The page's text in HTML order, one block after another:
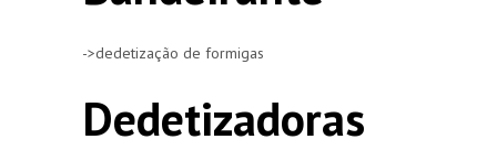
->dedetização de formigas
Dedetizadoras